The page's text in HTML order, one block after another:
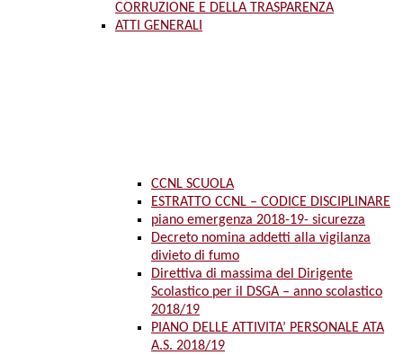
CORRUZIONE E DELLA TRASPARENZA
ATTI GENERALI
CCNL SCUOLA
ESTRATTO CCNL – CODICE DISCIPLINARE
piano emergenza 2018-19- sicurezza
Decreto nomina addetti alla vigilanza
divieto di fumo
Direttiva di massima del Dirigente
Scolastico per il DSGA – anno scolastico
2018/19
PIANO DELLE ATTIVITA’ PERSONALE ATA
A.S. 2018/19